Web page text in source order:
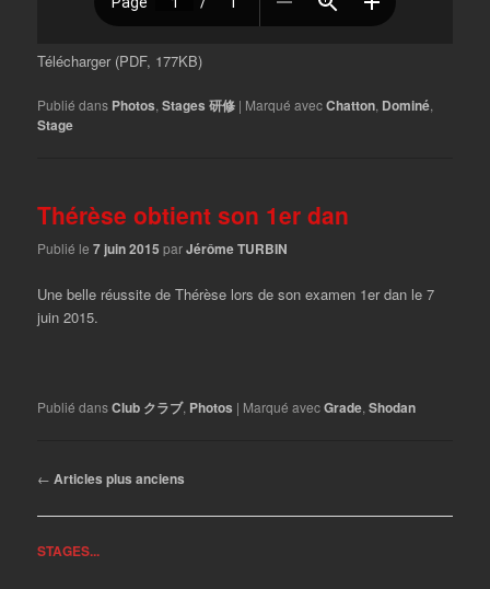
Télécharger (PDF, 177KB)
Publié dans Photos,Stages 研修 | Marqué avecChatton, Dominé,
Stage
Thérèse obtient son 1er dan
Publié le7 juin 2015 parJérôme TURBIN
Une belle réussite de Thérèse lors de son examen 1er dan le 7
juin 2015.
Publié dansClub クラブ, Photos | Marqué avecGrade,Shodan
Navigation
articles
← Articles plus anciens
STAGES...